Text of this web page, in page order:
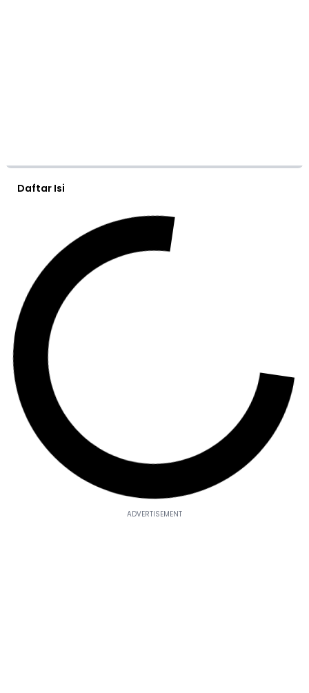
Daftar Isi